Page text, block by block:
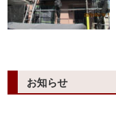
お知らせ